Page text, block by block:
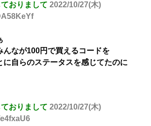
おりまして 2022/10/27(木)
んなが100円で買えるコードを
に自らのステータスを感じてたのに
おりまして 2022/10/27(木)